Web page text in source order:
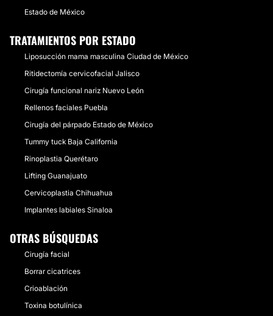
Estado de México
TRATAMIENTOS POR ESTADO
Liposucción mama masculina Ciudad de México
Ritidectomía cervicofacial Jalisco
Cirugía funcional nariz Nuevo León
Rellenos faciales Puebla
Cirugía del párpado Estado de México
Tummy tuck Baja California
Rinoplastia Querétaro
Lifting Guanajuato
Cervicoplastia Chihuahua
Implantes labiales Sinaloa
OTRAS BÚSQUEDAS
Cirugía facial
Borrar cicatrices
Crioablación
Toxina botulínica